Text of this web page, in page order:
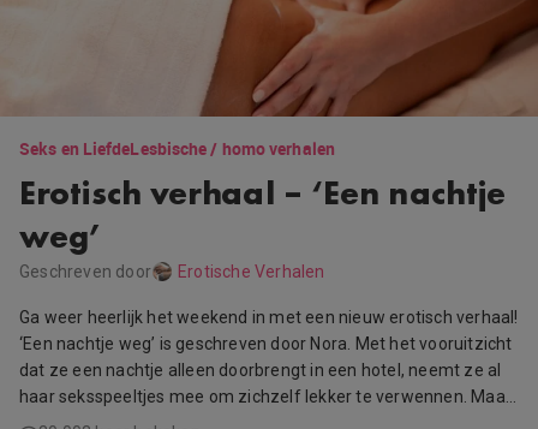
Seks en LiefdeLesbische / homo verhalen
Erotisch verhaal – ‘Een nachtje
weg’
Geschreven door Erotische Verhalen
Ga weer heerlijk het weekend in met een nieuw erotisch verhaal!
‘Een nachtje weg’ is geschreven door Nora. Met het vooruitzicht
dat ze een nachtje alleen doorbrengt in een hotel, neemt ze al
haar seksspeeltjes mee om zichzelf lekker te verwennen. Maa…